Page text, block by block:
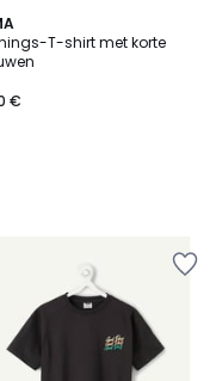
T-shirt met korte
€